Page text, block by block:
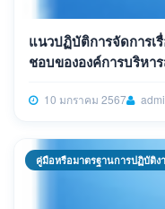
แนวปฏิบัติการจัดการเ
ชอบขององค์การบริหา
10 มกราคม 2567
คู่มือหรือมาตรฐานการปฏิบัติง